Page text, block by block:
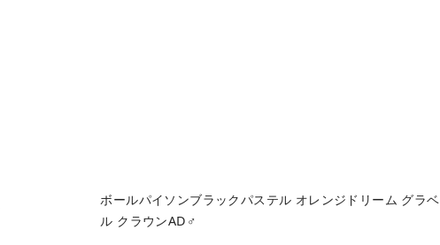
ボールパイソンブラックパステル オレンジドリーム グラベ
ル クラウンAD♂